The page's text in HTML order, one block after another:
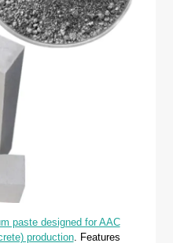
paste designed for AAC
production. Features